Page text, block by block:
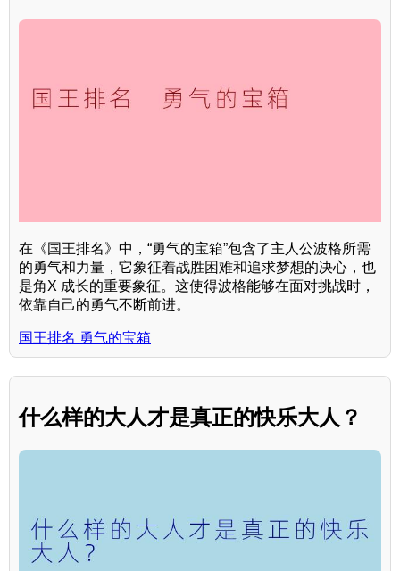
在《国王排名》中，“勇气的宝箱”包含了主人公波格所需
的勇气和力量，它象征着战胜困难和追求梦想的决心，也
是角X 成长的重要象征。这使得波格能够在面对挑战时，
依靠自己的勇气不断前进。
国王排名 勇气的宝箱
什么样的大人才是真正的快乐大人？